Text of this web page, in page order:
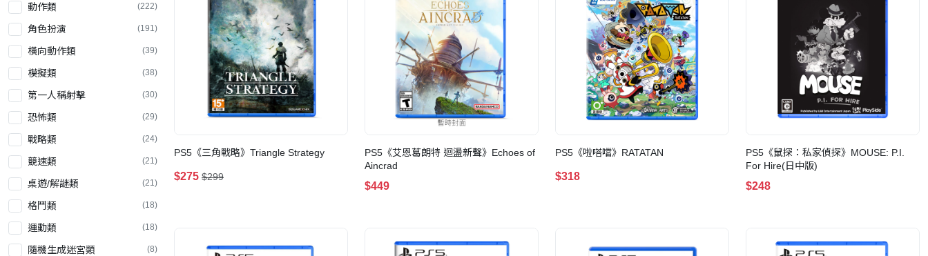
動作類 (222)
角色扮演 (191)
橫向動作類 (39)
模擬類 (38)
第一人稱射擊 (30)
恐怖類 (29)
戰略類 (24)
競速類 (21)
桌遊/解謎類 (21)
格鬥類 (18)
運動類 (18)
隨機生成迷宮類 (8)
PS5《三角戰略》Triangle Strategy
$275 $299
PS5《艾恩葛朗特 迴盪新聲》Echoes of
Aincrad
$449
PS5《啦嗒噹》RATATAN
$318
PS5《鼠探：私家偵探》MOUSE: P.I.
For Hire(日中版)
$248